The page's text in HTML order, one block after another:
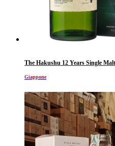
The Hakushu 12 Years Single
Giappone